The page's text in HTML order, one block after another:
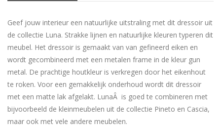
Geef jouw interieur een natuurlijke uitstraling met dit dressoir uit
de collectie Luna. Strakke lijnen en natuurlijke kleuren typeren dit
meubel. Het dressoir is gemaakt van van gefineerd eiken en
wordt gecombineerd met een metalen frame in de kleur gun
metal. De prachtige houtkleur is verkregen door het eikenhout
te roken. Voor een gemakkelijk onderhoud wordt dit dressoir
met een matte lak afgelakt. LunaÂ is goed te combineren met
bijvoorbeeld de kleinmeubelen uit de collectie Pineto en Cascia,
maar ook met vele andere meubelen.